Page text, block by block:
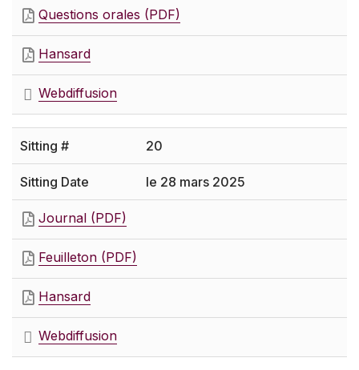
Questions orales (PDF)
Hansard
Webdiffusion
20
le 28 mars 2025
Journal (PDF)
Feuilleton (PDF)
Hansard
Webdiffusion